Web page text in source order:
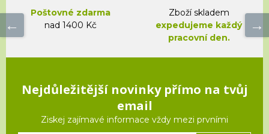
Poštovné zdarma
nad 1400 Kč
Zboží skladem
expedujeme každý
pracovní den.
Nejdůležitější novinky přímo na tvůj
email
Ziskej zajímavé informace vždy mezi prvními